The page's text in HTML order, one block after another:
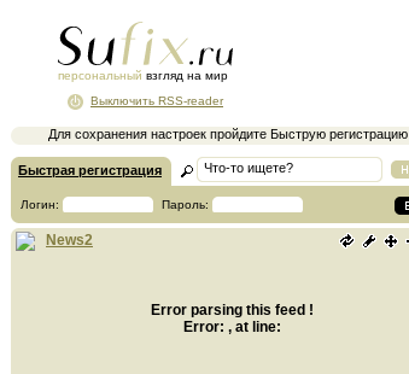
персональный взгляд на мир
Для сохранения настроек пройдите Быструю регистрацию
Выключить RSS-reader
Быстрая регистрация
Логин: Пароль:
News2
Error parsing this feed !
Error: , at line: